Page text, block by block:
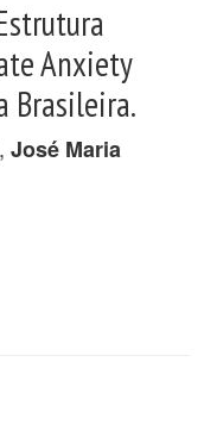
Anxiety
Brasileira.
José Maria